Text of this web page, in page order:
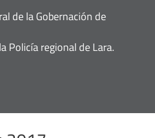
de la Gobernación de
Policía regional de Lara.